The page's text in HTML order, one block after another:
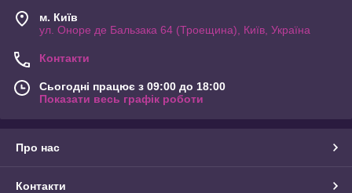
м. Київ
ул. Оноре де Бальзака 64 (Троещина), Київ, Україна
Контакти
Сьогодні працює з 09:00 до 18:00
Показати весь графік роботи
Про нас
Контакти